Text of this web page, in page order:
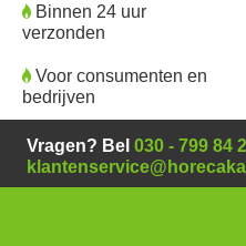
Binnen 24 uur
verzonden
Voor consumenten en
bedrijven
Vragen? Bel 030 - 799 84